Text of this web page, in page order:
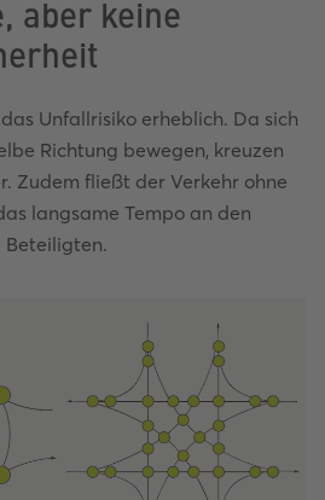
aber keine
Unfallrisiko erheblich. Da sich
Richtung bewegen, kreuzen
Zudem fließt der Verkehr ohne
langsame Tempo an den
Beteiligten.